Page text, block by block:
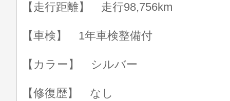
【走行距離】 走行98,756km
【車検】 1年車検整備付
【カラー】 シルバー
【修復歴】 なし